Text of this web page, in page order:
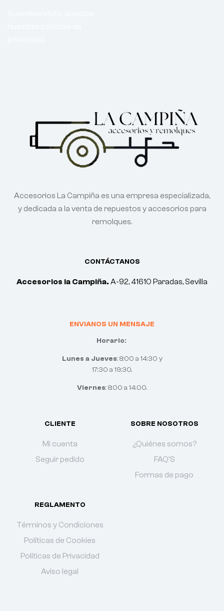
CONTÁCTANOS
Accesorios la Campiña. A-92, 41610 Paradas, Sevilla
ENVIANOS UN MENSAJE
Horario:
Lunes a Jueves: 8:00 a 14:30 y
17:30 a 19:30.
Viernes: 8:00 a 14:00.
CLIENTE
Mi cuenta
Seguir pedido
SOBRE NOSOTROS
¿Quiénes somos?
FAQ'S
Formas de pago
REGLAMENTO
Términos y Condiciones
Políticas de Cookies
Políticas de Privacidad
Aviso legal
Accesorios La Campiña es una empresa especializada,
y dedicada a la venta de repuestos y accesorios para
remolques.